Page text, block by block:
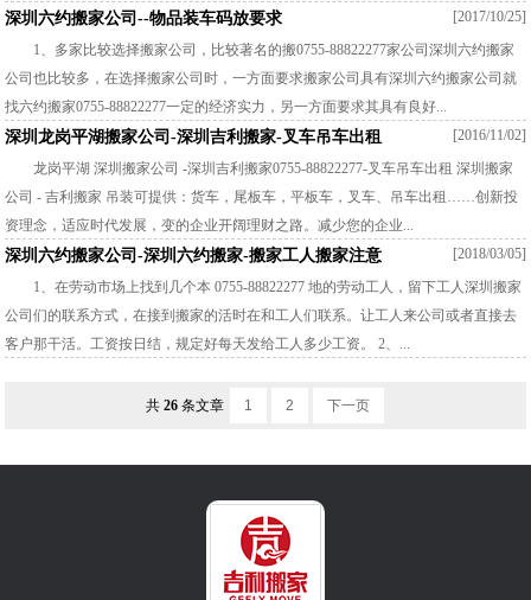
深圳六约搬家公司--物品装车码放要求
[2017/10/25]
1、多家比较选择搬家公司，比较著名的搬0755-88822277家公司深圳六约搬家
公司也比较多，在选择搬家公司时，一方面要求搬家公司具有深圳六约搬家公司就
找六约搬家0755-88822277一定的经济实力，另一方面要求其具有良好...
深圳龙岗平湖搬家公司-深圳吉利搬家-叉车吊车出租
[2016/11/02]
龙岗平湖 深圳搬家公司 -深圳吉利搬家0755-88822277-叉车吊车出租 深圳搬家
公司 - 吉利搬家 吊装可提供：货车，尾板车，平板车，叉车、吊车出租……创新投
资理念，适应时代发展，变的企业开阔理财之路。减少您的企业...
深圳六约搬家公司-深圳六约搬家-搬家工人搬家注意
[2018/03/05]
1、在劳动市场上找到几个本 0755-88822277 地的劳动工人，留下工人深圳搬家
公司们的联系方式，在接到搬家的活时在和工人们联系。让工人来公司或者直接去
客户那干活。工资按日结，规定好每天发给工人多少工资。 2、...
共 26条文章 1 2 下一页